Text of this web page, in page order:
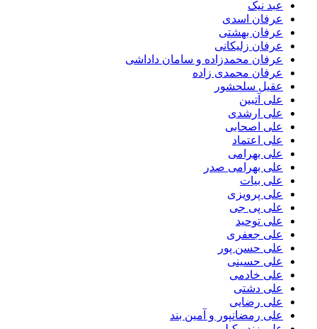
عبد نیک
عرفان اسدی
عرفان بهشتی
عرفان زلیکانی
عرفان محمدزاده و سامان داداشی
عرفان محمدی زاده
عقیل سلحشور
علی آتبین
علی ارشدی
علی اصحابی
علی اعتماد
علی بهرامی
علی بهرامی صدر
علی بیات
علی پرویزی
علی پی جی
علی توحید
علی جعفری
علی حسن پور
علی حسینی
علی خادمی
علی دشتی
علی رضایی
علی رمضانپور و آمین بند